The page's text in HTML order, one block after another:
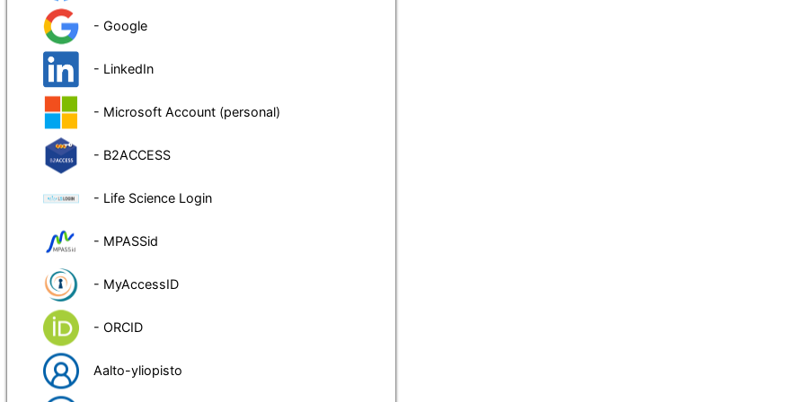
- Google
- LinkedIn
- Microsoft Account (personal)
- B2ACCESS
- Life Science Login
- MPASSid
- MyAccessID
- ORCID
Aalto-yliopisto